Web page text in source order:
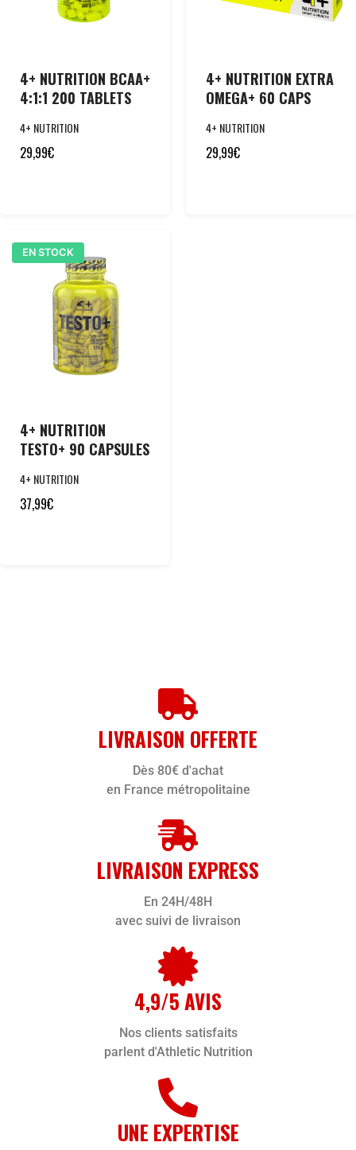
4+ NUTRITION BCAA+
4:1:1 200 TABLETS
4+ NUTRITION
29,99€
4+ NUTRITION EXTRA
OMEGA+ 60 CAPS
4+ NUTRITION
29,99€
EN STOCK
4+ NUTRITION
TESTO+ 90 CAPSULES
4+ NUTRITION
37,99€
LIVRAISON OFFERTE
Dès 80€ d'achat
en France métropolitaine
LIVRAISON EXPRESS
En 24H/48H
avec suivi de livraison
4,9/5 AVIS
Nos clients satisfaits
parlent d'Athletic Nutrition
UNE EXPERTISE